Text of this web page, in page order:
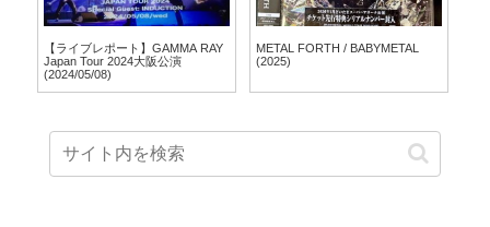
【ライブレポート】GAMMA RAY
Japan Tour 2024大阪公演
(2024/05/08)
METAL FORTH / BABYMETAL
(2025)